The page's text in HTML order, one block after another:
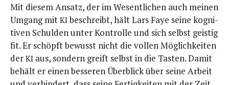
Mit die­sem Ansatz, der im Wesent­li­chen auch mei­nen
Umgang mit KIbeschreibt, hält Lars Faye sei­ne kogni­
ti­ven Schul­den unter Kon­trol­le und sich selbst geis­tig
fit. Er schöpft bewusst nicht die vol­len Mög­lich­kei­ten
der KI aus, son­dern greift selbst in die Tas­ten. Damit
behält er einen bes­se­ren Über­blick über sei­ne Arbeit